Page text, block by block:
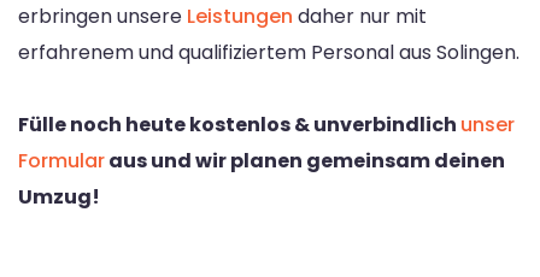
erbringen unsere Leistungen daher nur mit
erfahrenem und qualifiziertem Personal aus Solingen.
Fülle noch heute kostenlos & unverbindlich unser
Formularaus und wir planen gemeinsam deinen
Umzug!